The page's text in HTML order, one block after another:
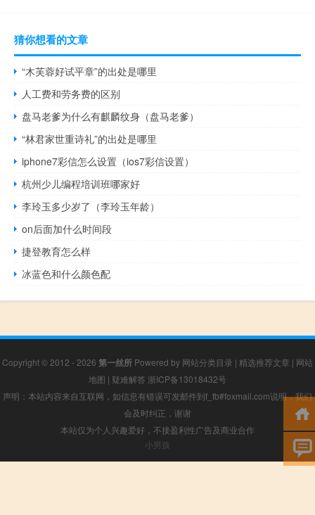
猜你想看的文章
“木芙蓉好试平章”的出处是哪里
人工费和劳务费的区别
盘马老爹为什么有麒麟纹身（盘马老爹）
“林君家世重诗礼”的出处是哪里
iphone7彩信怎么设置（ios7彩信设置）
杭州少儿编程培训班哪家好
李玲玉多少岁了（李玲玉年龄）
on后面加什么时间段
捷登教育怎么样
冰蓝色和什么颜色配
Copyright © 2012 - 2026 第一丝所 Powered by 网站分类目录 | 精选推荐文章 | 网站
地图 | 疑难解答 浙ICP备13018432号
声明：本站内容来自互联网，如信息有错误可发邮件到f_fb#foxmail.com说明，我们
会及时纠正，谢谢
本站仅为个人兴趣爱好，不接盈利性广告及商业合作
小男孩